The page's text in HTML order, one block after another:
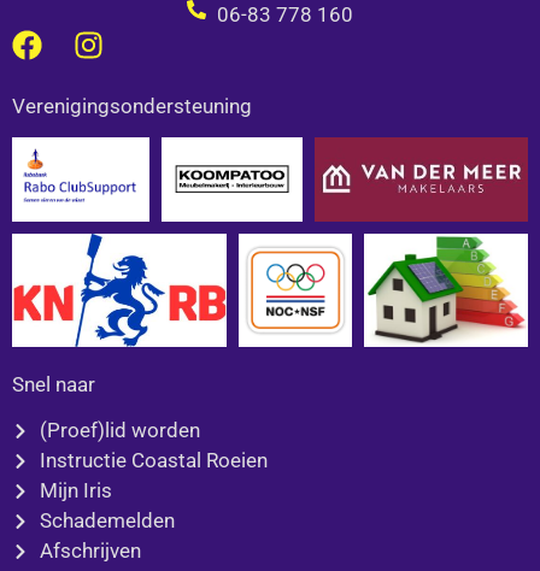
06-83 778 160
F
c
e
b
o
o
I
s
t
g
r
a
m
Verenigingsondersteuning
Snel naar
(Proef)lid worden
Instructie Coastal Roeien
Mijn Iris
Schademelden
Afschrijven